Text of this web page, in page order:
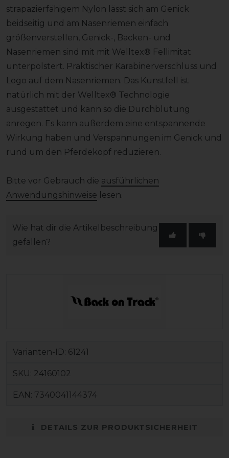
strapazierfähigem Nylon lässt sich am Genick
beidseitig und am Nasenriemen einfach
größenverstellen, Genick-, Backen- und
Nasenriemen sind mit mit Welltex® Fellimitat
unterpolstert. Praktischer Karabinerverschluss und
Logo auf dem Nasenriemen. Das Kunstfell ist
natürlich mit der Welltex® Technologie
ausgestattet und kann so die Durchblutung
anregen. Es kann außerdem eine entspannende
Wirkung haben und Verspannungen im Genick und
rund um den Pferdekopf reduzieren.
Bitte vor Gebrauch die ausführlichen
Anwendungshinweise lesen.
Wie hat dir die Artikelbeschreibung
gefallen?
Varianten-ID: 61241
SKU: 24160102
EAN: 7340041144374
DETAILS ZUR PRODUKTSICHERHEIT